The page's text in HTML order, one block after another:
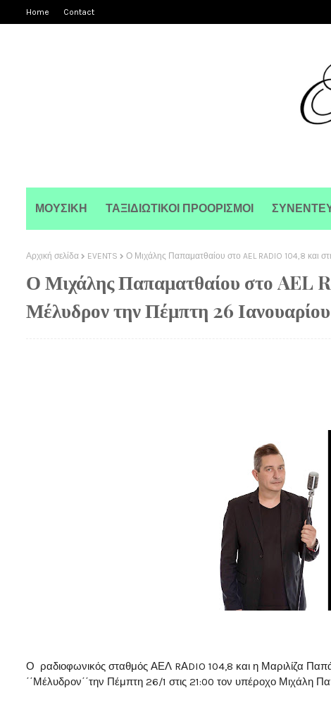
Home Contact
ΜΟΥΣΙΚΗ ΤΑΞΙΔΙΩΤΙΚΟΙ ΠΡΟΟΡΙΣΜΟΙ
Αρχική σελίδα EVENTS Ο Μιχάλης Παπαματθαίου στο AEL RADIO 104,8 και
Ο Μιχάλης Παπαματθαίου στο AEL
Μέλυδρον την Πέμπτη 26
Ο ραδιοφωνικός σταθμός ΑΕΛ RΑDIO 104,8 και η Μαριλίζα
΄΄Μέλυδρον΄΄την Πέμπτη 26/1 στις 21:00 τον υπέροχο Μιχάλη